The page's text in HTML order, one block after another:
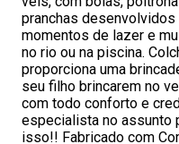
pranchas
momentos de lazer e
no rio ou na piscina.
proporciona uma
seu filho brincarem no
com todo conforto e
especialista no assunto
isso!! Fabricado com